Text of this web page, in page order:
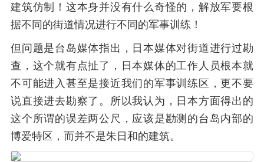
建筑仿制！这本身并没有什么奇怪的，解放军要根
据不同的街道情况进行不同的军事训练！
但问题是台岛媒体指出，日本媒体对街道进行过勘
查，这个就有点扯了，日本媒体的工作人员根本就
不可能进入甚至是接近我们的军事训练区，更不要
说直接进去勘察了。所以我认为，日本方面得出的
这个所谓的误差两公尺，应该是勘测的台岛内部的
博爱特区，而并不是朱日和的建筑。